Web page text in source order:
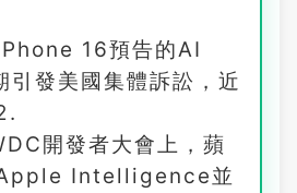
16預告的AI
發美國集體訴訟，近
開發者大會上，蘋
Intelligence並